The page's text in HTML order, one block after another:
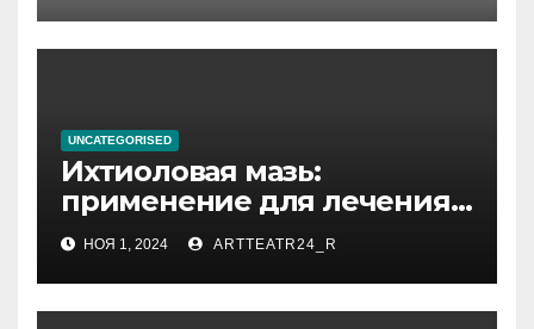
тезауруса
UNCATEGORISED
Ихтиоловая мазь:
применение для лечения
фурункулов
НОЯ 1, 2024 ARTTEATR24_R